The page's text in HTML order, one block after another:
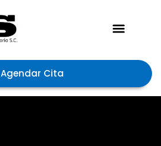
Agendar Cita